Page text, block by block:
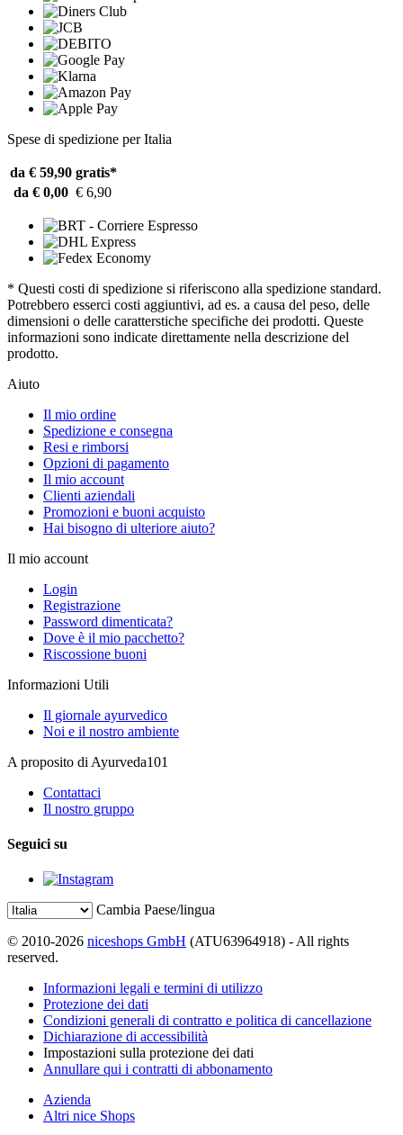
Spese di spedizione per Italia
da € 59,90 gratis*
da € 0,00 € 6,90
* Questi costi di spedizione si riferiscono alla spedizione standard.
Potrebbero esserci costi aggiuntivi, ad es. a causa del peso, delle
dimensioni o delle caratterstiche specifiche dei prodotti. Queste
informazioni sono indicate direttamente nella descrizione del
prodotto.
Aiuto
Il mio ordine
Spedizione e consegna
Resi e rimborsi
Opzioni di pagamento
Il mio account
Clienti aziendali
Promozioni e buoni acquisto
Hai bisogno di ulteriore aiuto?
Il mio account
Login
Registrazione
Password dimenticata?
Dove è il mio pacchetto?
Riscossione buoni
Informazioni Utili
Il giornale ayurvedico
Noi e il nostro ambiente
A proposito di Ayurveda101
Contattaci
Il nostro gruppo
Seguici su
Cambia Paese/lingua
© 2010-2026 niceshops GmbH (ATU63964918) - All rights
reserved.
Informazioni legali e termini di utilizzo
Protezione dei dati
Condizioni generali di contratto e politica di cancellazione
Dichiarazione di accessibilità
Impostazioni sulla protezione dei dati
Annullare qui i contratti di abbonamento
Azienda
Altri nice Shops